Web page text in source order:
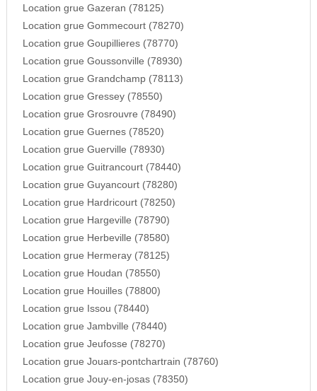
Location grue Gazeran (78125)
Location grue Gommecourt (78270)
Location grue Goupillieres (78770)
Location grue Goussonville (78930)
Location grue Grandchamp (78113)
Location grue Gressey (78550)
Location grue Grosrouvre (78490)
Location grue Guernes (78520)
Location grue Guerville (78930)
Location grue Guitrancourt (78440)
Location grue Guyancourt (78280)
Location grue Hardricourt (78250)
Location grue Hargeville (78790)
Location grue Herbeville (78580)
Location grue Hermeray (78125)
Location grue Houdan (78550)
Location grue Houilles (78800)
Location grue Issou (78440)
Location grue Jambville (78440)
Location grue Jeufosse (78270)
Location grue Jouars-pontchartrain (78760)
Location grue Jouy-en-josas (78350)